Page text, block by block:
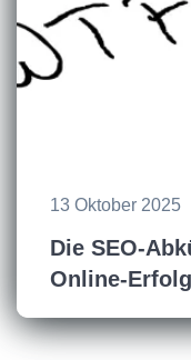
13 Oktober 2025
Die SEO-
Online-Erfolg